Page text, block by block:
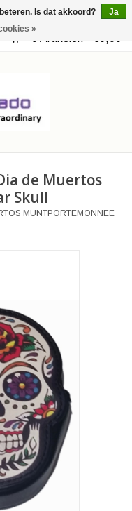
0 Artikelen - €0,00
de Muertos
Skull
MUNTPORTEMONNEE
Is dat akkoord?
Ja
»